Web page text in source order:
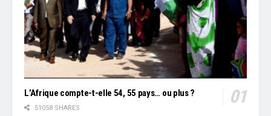
L’Afrique compte-t-elle 54, 55 pays… ou plus ?
51058 SHARES